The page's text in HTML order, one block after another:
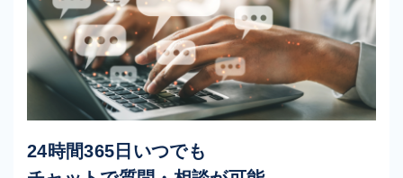
24時間365日いつでも